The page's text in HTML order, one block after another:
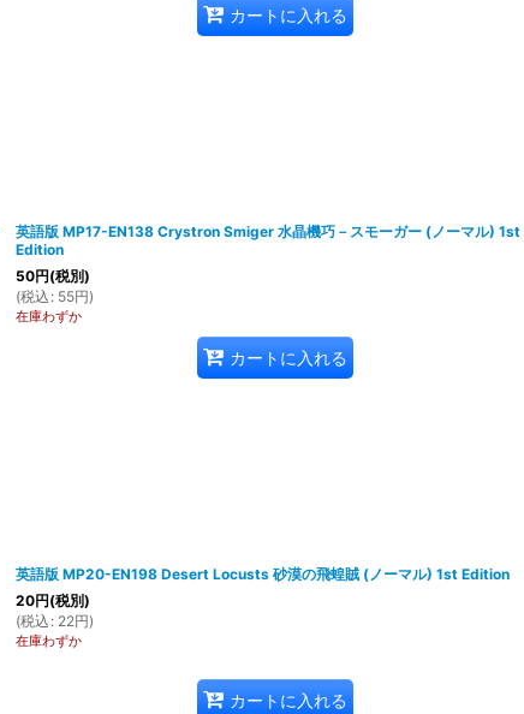
カートに入れる
英語版 MP17-EN138 Crystron Smiger 水晶機巧－スモーガー (ノーマル) 1st
Edition
50円(税別)
(税込 : 55円)
在庫わずか
カートに入れる
英語版 MP20-EN198 Desert Locusts 砂漠の飛蝗賊 (ノーマル) 1st Edition
20円(税別)
(税込 : 22円)
在庫わずか
カートに入れる